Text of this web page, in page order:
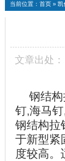
当前位置： 首页 » 凯
文章出处：
钢结构
钉,海马钉
钢结构拉
于新型紧
度较高